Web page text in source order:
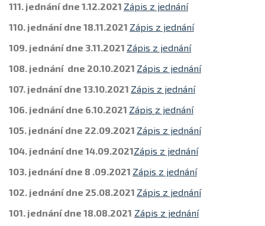
111. jednání dne 1.12.2021 Zápis z jednání
110. jednání dne 18.11.2021 Zápis z jednání
109. jednání dne 3.11.2021 Zápis z jednání
108. jednání dne 20.10.2021 Zápis z jednání
107. jednání dne 13.10.2021 Zápis z jednání
106. jednání dne 6.10.2021 Zápis z jednání
105. jednání dne 22.09.2021 Zápis z jednání
104. jednání dne 14.09.2021Zápis z jednání
103. jednání dne 8 .09.2021 Zápis z jednání
102. jednání dne 25.08.2021 Zápis z jednání
101. jednání dne 18.08.2021 Zápis z jednání